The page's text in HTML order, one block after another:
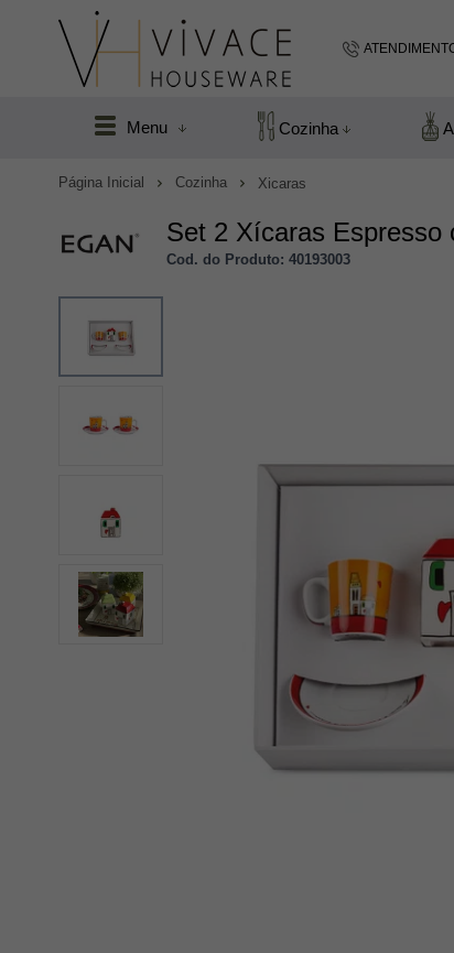
Menu Cozinha
Página Inicial Cozinha Xicaras
Set 2 Xícaras Espresso
Cod. do Produto: 40193003